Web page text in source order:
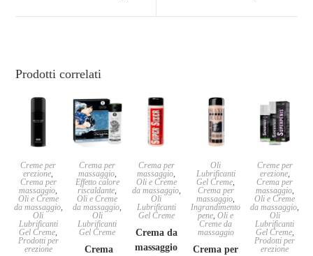
Prodotti correlati
Creme per
erezione,
Crema per
massaggio,
Oli e Creme
da massaggio,
Oli
Lubrificanti
Gel Creme,
Prodotti per
erezione
Crema per
massaggio,
Effetto calore
riscaldante,
Oli e Creme
da massaggio,
Oli
Lubrificanti
Gel Creme
Crema
Crema per
massaggio,
Oli e Creme
da massaggio,
Oli
Lubrificanti
Gel Creme
Crema da
massaggio
Oli
Lubrificanti
Gel Creme,
Crema per
massaggio,
Ingrandimento
pene,Oli e
Creme da
massaggio
Crema per
Creme per
erezione,
Crema per
massaggio,
Oli e Creme
da massaggio,
Oli
Lubrificanti
Gel Creme,
Prodotti per
erezione